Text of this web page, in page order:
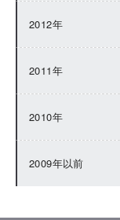
2012年
2011年
2010年
2009年以前